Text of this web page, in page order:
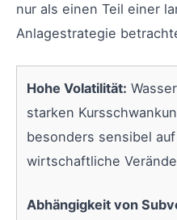
nur als einen Teil einer
Anlagestrategie
Hohe Volatilität:
starken
besonders sensibel
wirtschaftliche
Abhängigkeit von